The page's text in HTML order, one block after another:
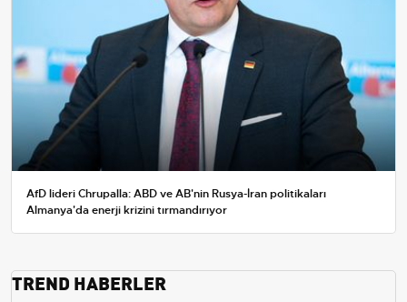
AfD lideri Chrupalla: ABD ve AB'nin Rusya-İran politikaları
Almanya'da enerji krizini tırmandırıyor
TREND HABERLER